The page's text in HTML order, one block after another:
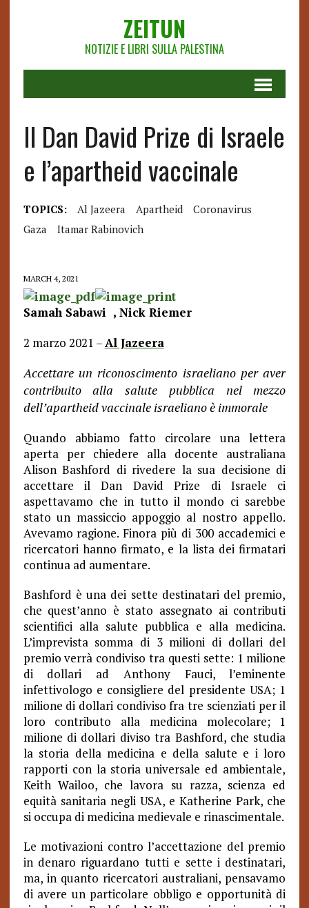
ZEITUN
NOTIZIE E LIBRI SULLA PALESTINA
Il Dan David Prize di Israele
e l’apartheid vaccinale
TOPICS: Al Jazeera Apartheid
Coronavirus
Gaza
Itamar Rabinovich
MARCH 4, 2021
Samah Sabawi , Nick Riemer
2 marzo 2021 –Al Jazeera
Accettare un riconoscimento israeliano per aver
contribuito alla salute pubblica nel mezzo
dell’apartheid vaccinale israeliano è immorale
Quando abbiamo fatto circolare una lettera
aperta per chiedere alla docente australiana
Alison Bashford di rivedere la sua decisione di
accettare il Dan David Prize di Israele ci
aspettavamo che in tutto il mondo ci sarebbe
stato un massiccio appoggio al nostro appello.
Avevamo ragione. Finora più di 300 accademici e
ricercatori hanno firmato, e la lista dei firmatari
continua ad aumentare.
Bashford è una dei sette destinatari del premio,
che quest’anno è stato assegnato ai contributi
scientifici alla salute pubblica e alla medicina.
L’imprevista somma di 3 milioni di dollari del
premio verrà condiviso tra questi sette: 1 milione
di dollari ad Anthony Fauci, l’eminente
infettivologo e consigliere del presidente USA; 1
milione di dollari condiviso fra tre scienziati per il
loro contributo alla medicina molecolare; 1
milione di dollari diviso tra Bashford, che studia
la storia della medicina e della salute e i loro
rapporti con la storia universale ed ambientale,
Keith Wailoo, che lavora su razza, scienza ed
equità sanitaria negli USA, e Katherine Park, che
si occupa di medicina medievale e rinascimentale.
Le motivazioni contro l’accettazione del premio
in denaro riguardano tutti e sette i destinatari,
ma, in quanto ricercatori australiani, pensavamo
di avere un particolare obbligo e opportunità di